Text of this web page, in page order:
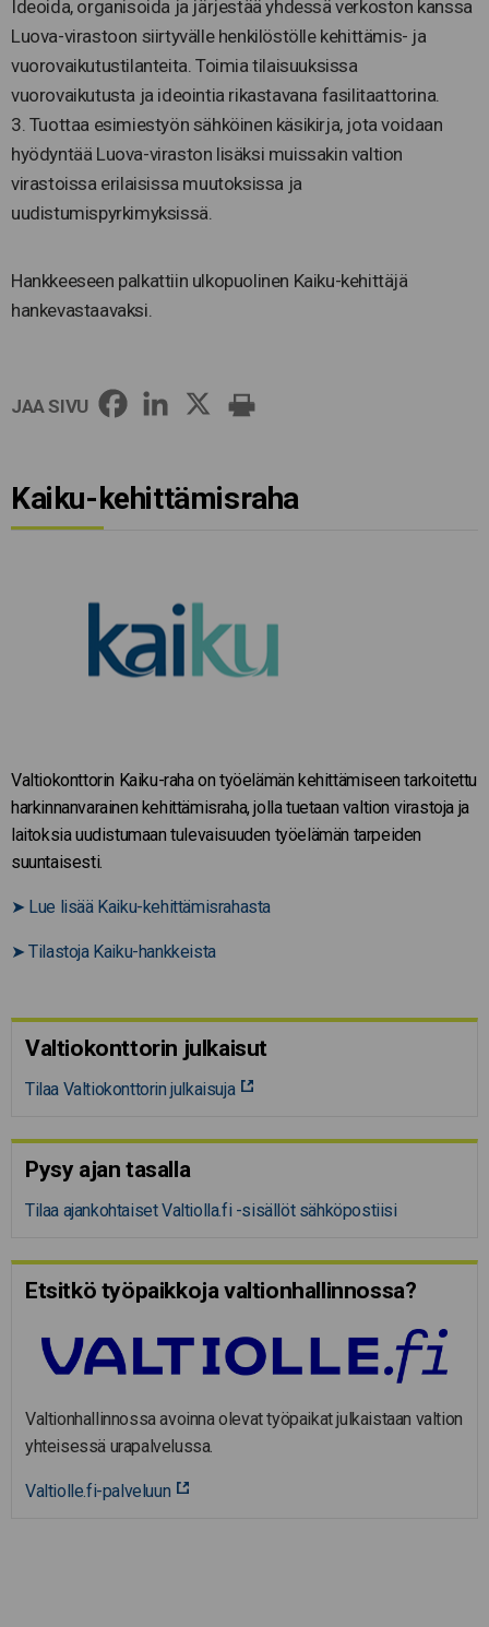
Ideoida, organisoida ja järjestää yhdessä verkoston kanssa
Luova-virastoon siirtyvälle henkilöstölle kehittämis- ja
vuorovaikutustilanteita. Toimia tilaisuuksissa
vuorovaikutusta ja ideointia rikastavana fasilitaattorina.
3. Tuottaa esimiestyön sähköinen käsikirja, jota voidaan
hyödyntää Luova-viraston lisäksi muissakin valtion
virastoissa erilaisissa muutoksissa ja
uudistumispyrkimyksissä.
Hankkeeseen palkattiin ulkopuolinen Kaiku-kehittäjä
hankevastaavaksi.
JAA SIVU
Kaiku-kehittämisraha
Valtiokonttorin Kaiku-raha on työelämän kehittämiseen tarkoitettu
harkinnanvarainen kehittämisraha, jolla tuetaan valtion virastoja ja
laitoksia uudistumaan tulevaisuuden työelämän tarpeiden
suuntaisesti.
➤ Lue lisää Kaiku-kehittämisrahasta
➤ Tilastoja Kaiku-hankkeista
Valtiokonttorin julkaisut
Tilaa Valtiokonttorin julkaisuja
Pysy ajan tasalla
Tilaa ajankohtaiset Valtiolla.fi -sisällöt sähköpostiisi
Etsitkö työpaikkoja valtion­hal­lin­nossa?
Valtionhallinnossa avoinna olevat työpaikat julkaistaan valtion
yhteisessä urapalvelussa.
Valtiolle.fi-palveluun